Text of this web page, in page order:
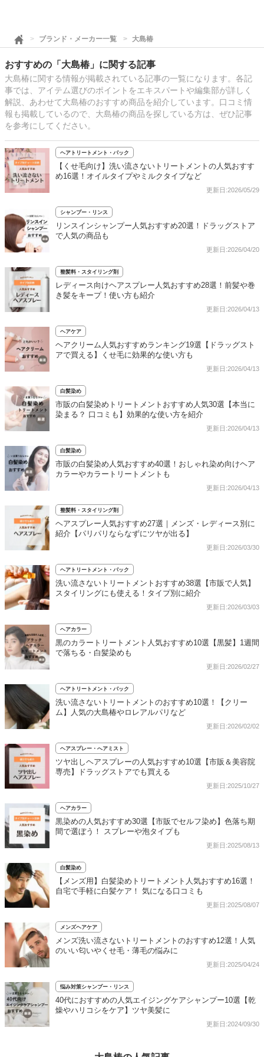
ブランド・メーカー一覧 大島椿
おすすめの「大島椿」に関する記事
大島椿に関する情報が掲載されている記事の一覧になります。各記
事では、アイテム選びのポイントをエキスパートや編集部が詳しく
解説、あわせて大島椿のおすすめ商品を紹介しています。口コミ情
報も掲載しているので、大島椿の商品を探している方は、ぜひ記事
を参考にしてください。
ヘアトリートメント・パック
【くせ毛向け】洗い流さないトリートメントの人気おすす
め16選！オイルタイプやミルクタイプなど
更新日:2026/05/29
シャンプー・リンス
リンスインシャンプー人気おすすめ20選！ドラッグストア
で人気の商品も
更新日:2026/04/20
整髪料・スタイリング剤
レディース向けヘアスプレー人気おすすめ28選！前髪や巻
き髪をキープ！使い方も紹介
更新日:2026/04/13
ヘアケア
ヘアクリーム人気おすすめランキング19選【ドラッグスト
アで買える】くせ毛に効果的な使い方も
更新日:2026/04/13
白髪染め
市販の白髪染めトリートメントおすすめ人気30選【本当に
染まる？ 口コミも】効果的な使い方を紹介
更新日:2026/04/13
白髪染め
市販の白髪染め人気おすすめ40選！おしゃれ染め向けヘア
カラーやカラートリートメントも
更新日:2026/04/13
整髪料・スタイリング剤
ヘアスプレー人気おすすめ27選｜メンズ・レディース別に
紹介【パリパリならなずにツヤが出る】
更新日:2026/03/30
ヘアトリートメント・パック
洗い流さないトリートメントおすすめ38選【市販で人気】
スタイリングにも使える！タイプ別に紹介
更新日:2026/03/03
ヘアカラー
黒のカラートリートメント人気おすすめ10選【黒髪】1週間
で落ちる・白髪染めも
更新日:2026/02/27
ヘアトリートメント・パック
洗い流さないトリートメントのおすすめ10選！【クリー
ム】人気の大島椿やロレアルパリなど
更新日:2026/02/02
ヘアスプレー・へアミスト
ツヤ出しヘアスプレーの人気おすすめ10選【市販＆美容院
専売】ドラッグストアでも買える
更新日:2025/10/27
ヘアカラー
黒染めの人気おすすめ30選【市販でセルフ染め】色落ち期
間で選ぼう！ スプレーや泡タイプも
更新日:2025/08/13
白髪染め
【メンズ用】白髪染めトリートメント人気おすすめ16選！
自宅で手軽に白髪ケア！ 気になる口コミも
更新日:2025/08/07
メンズヘアケア
メンズ洗い流さないトリートメントのおすすめ12選！人気
のいい匂いやくせ毛・薄毛の悩みに
更新日:2025/04/24
悩み対策シャンプー・リンス
40代におすすめの人気エイジングケアシャンプー10選【乾
燥やハリコシをケア】ツヤ美髪に
更新日:2024/09/30